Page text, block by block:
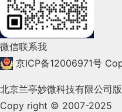
2022年1月(99)
2021年12月(105)
2021年9月(153)
微信联系我
京ICP备12006971号
北京兰亭妙微科技有限公司
Copy right © 2007-2025